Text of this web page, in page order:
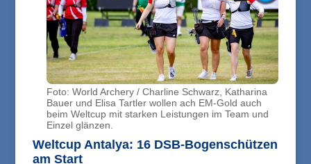
Foto: World Archery / Charline Schwarz, Katharina
Bauer und Elisa Tartler wollen ach EM-Gold auch
beim Weltcup mit starken Leistungen im Team und
Einzel glänzen.
Weltcup Antalya: 16 DSB-Bogenschützen
am Start